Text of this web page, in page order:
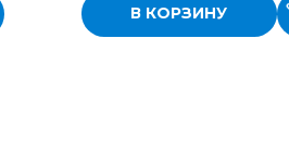
В КОРЗИНУ